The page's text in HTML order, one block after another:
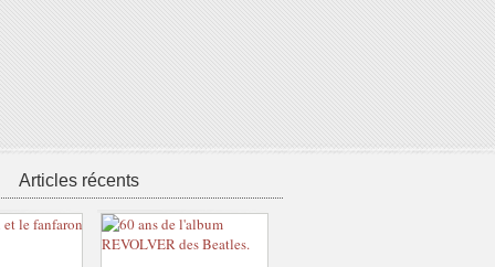
Articles récents